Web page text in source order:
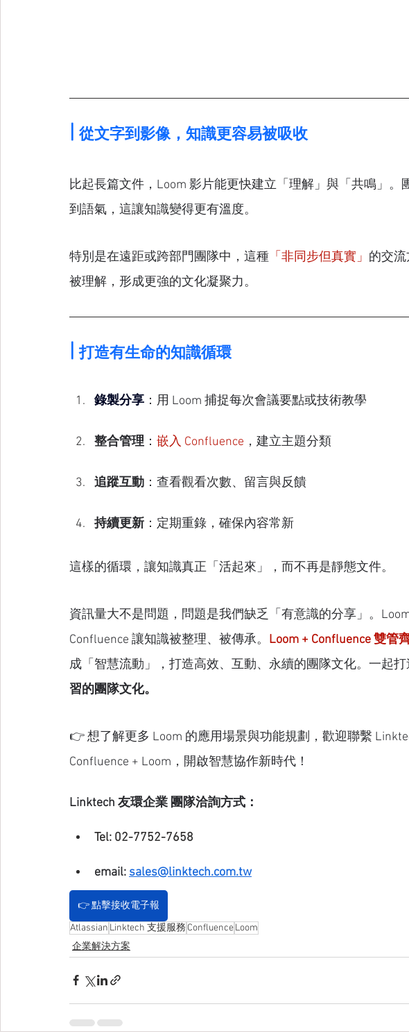
| 從文字到影像，知識更容易被吸收
比起長篇文件，Loom 影片能更快建立「理解」與「共鳴」
到語氣，這讓知識變得更有溫度。
特別是在遠距或跨部門團隊中，這種 「非同步但真實」 的交流
被理解，形成更強的文化凝聚力。
| 打造有生命的知識循環
錄製分享 ：用 Loom 捕捉每次會議要點或技術教學
整合管理 ： 嵌入 Confluence ，建立主題分類
追蹤互動 ：查看觀看次數、留言與反饋
持續更新 ：定期重錄，確保內容常新
這樣的循環，讓知識真正「活起來」，而不再是靜態文件。
資訊量大不是問題，問題是我們缺乏「有意識的分享」。
Confluence 讓知識被整理、被傳承。 Loom + Confluence 雙管
成「智慧流動」，打造高效、互動、永續的團隊文化。一起打
習的團隊文化。
👉 想了解更多 Loom 的應用場景與功能規劃，歡迎聯繫
Confluence + Loom，開啟智慧協作新時代！
Linktech 友環企業 團隊洽詢方式：
Tel: 02-7752-7658
email: sales@linktech.com.tw
👉️ 點擊接收電子報
Atlassian Linktech 支援服務 ConfluenceLoom
企業解決方案